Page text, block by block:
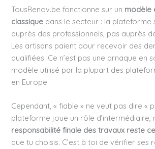
TousRenov.be fonctionne sur un modèle
classique dans le secteur : la plateforme
auprès des professionnels, pas auprès
Les artisans paient pour recevoir des
qualifiées. Ce n’est pas une arnaque en
modèle utilisé par la plupart des
en Europe.
Cependant, « fiable » ne veut pas dire «
plateforme joue un rôle d’intermédiaire,
responsabilité finale des travaux reste
que tu choisis. C’est à toi de vérifier ses